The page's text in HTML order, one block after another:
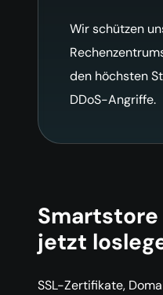
Wir schützen
den höchsten
DDoS-Angriffe.
jetzt
SSL-Zertifikate,